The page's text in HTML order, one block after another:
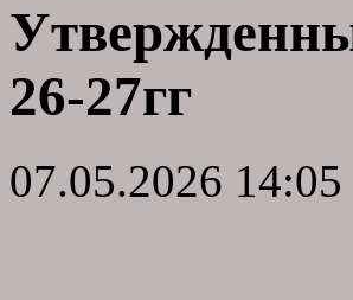
26-27гг
07.05.2026 14:05